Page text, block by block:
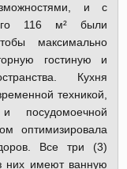
и с
116 м² были
максимально
гостиную и
Кухня
техникой,
посудомоечной
оптимизировала
Все три (3)
​​них имеют ванную